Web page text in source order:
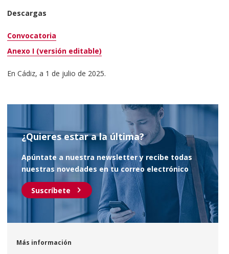
Descargas
Convocatoria
Anexo I (versión editable)
En Cádiz, a 1 de julio de 2025.
¿Quieres estar a la última?
Apúntate a nuestra newsletter y recibe todas
nuestras novedades en tu correo electrónico
Suscríbete chevron_right
Más información